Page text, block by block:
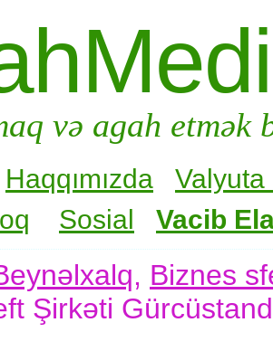
və agah
Haqqımızda
Valyuta
Sosial Vacib
, Biznes
Şirkəti